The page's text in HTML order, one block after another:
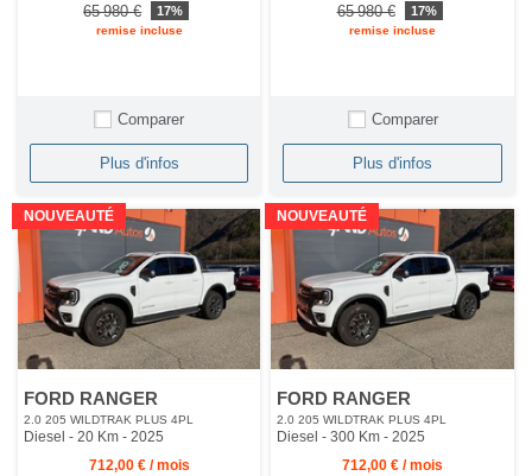
65 980 € 17%
remise incluse
Comparer
Plus d'infos
65 980 € 17%
remise incluse
Comparer
Plus d'infos
NOUVEAUTÉ
FORD RANGER
2.0 205 WILDTRAK PLUS 4PL
Diesel - 20 Km - 2025
712,00 € / mois
NOUVEAUTÉ
FORD RANGER
2.0 205 WILDTRAK PLUS 4PL
Diesel - 300 Km- 2025
712,00 € / mois